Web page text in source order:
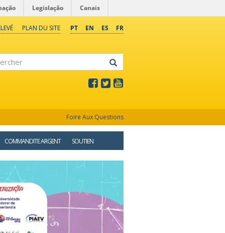
Legislação Canais
PT EN ES FR
PLAN DU SITE
Foire Aux Questions
COMMANDITE ARGENT SOUTIEN